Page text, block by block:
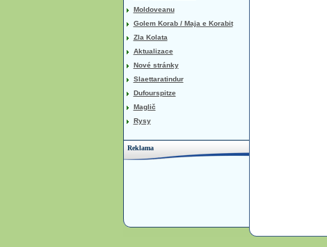
Moldoveanu
Golem Korab / Maja e Korabit
Zla Kolata
Aktualizace
Nové stránky
Slaettaratindur
Dufourspitze
Maglič
Rysy
Reklama